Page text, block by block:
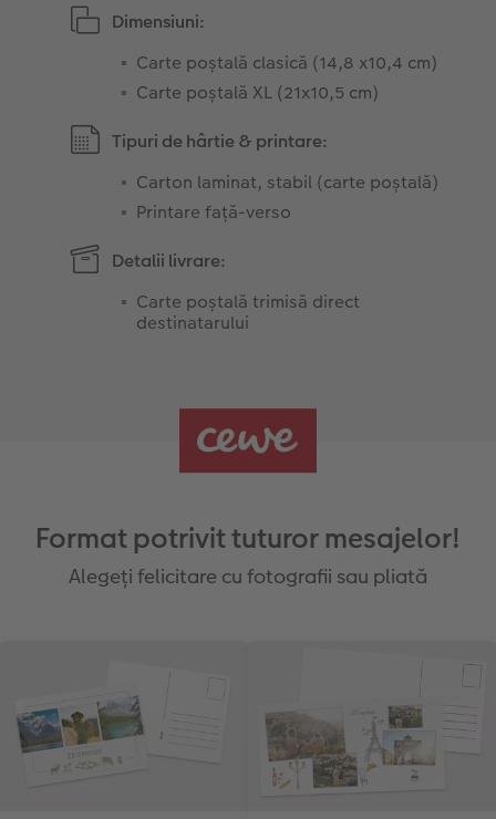
Dimensiuni:
Carte poștală clasică (14,8 x10,4 cm)
Carte poștală XL (21x10,5 cm)
Tipuri de hârtie & printare:
Carton laminat, stabil (carte poștală)
Printare față-verso
Detalii livrare:
Carte poștală trimisă direct
destinatarului
Format potrivit tuturor mesajelor!
Alegeți felicitare cu fotografii sau pliată